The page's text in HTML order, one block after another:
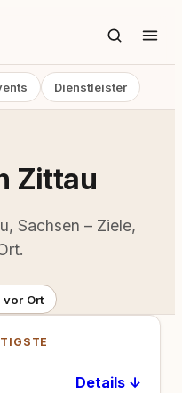
Dienstleister
Zittau
Sachsen – Ziele,
vor Ort
Details ↓